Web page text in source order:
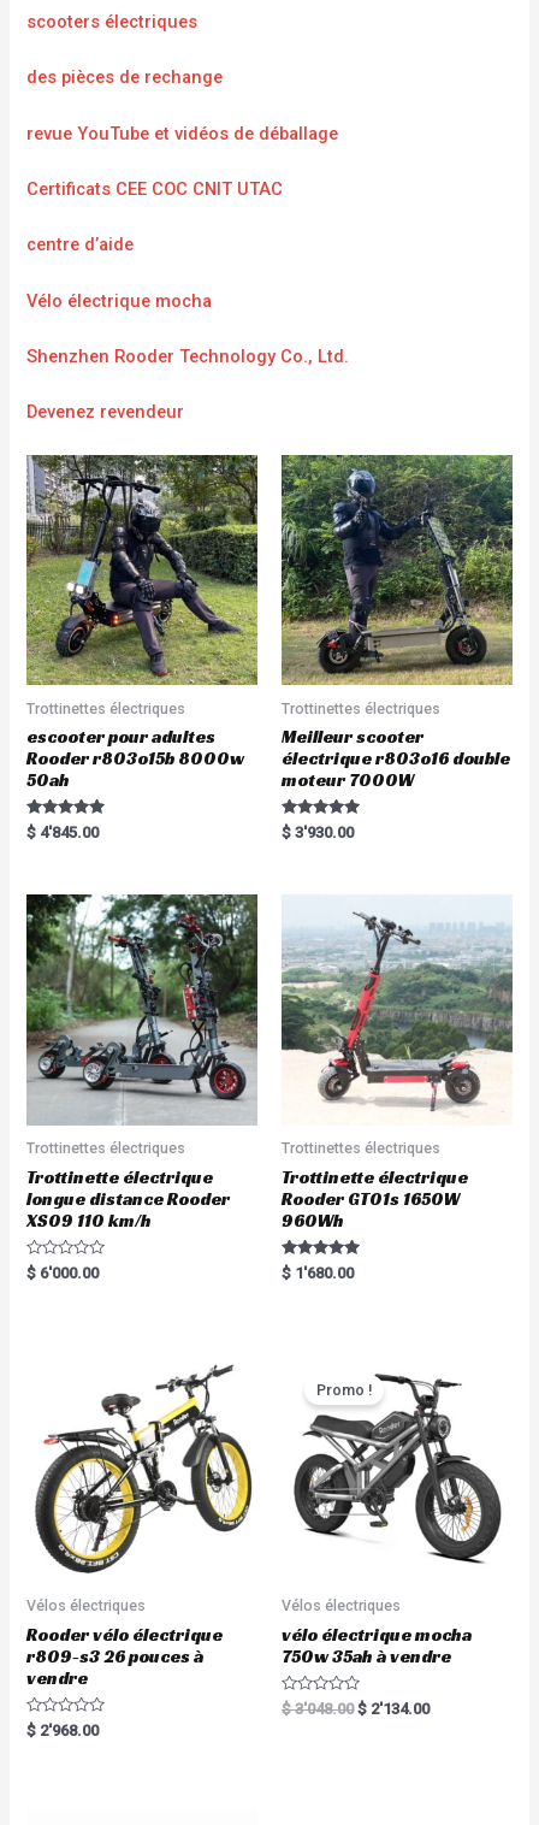
scooters électriques
des pièces de rechange
revue YouTube et vidéos de déballage
Certificats CEE COC CNIT UTAC
centre d’aide
Vélo électrique mocha
Shenzhen Rooder Technology Co., Ltd.
Devenez revendeur
Trottinettes électriques
escooter pour adultes
Rooder r803o15b 8000w
50ah
Rated
5.00
$ 4'845.00
Trottinettes électriques
Meilleur scooter
électrique r803o16 double
moteur 7000W
Rated
5.00
$ 3'930.00
Trottinettes électriques
Trottinette électrique
longue distance Rooder
XS09 110 km/h
R
a
$ 6'000.00
Trottinettes électriques
Trottinette électrique
Rooder GT01s 1650W
960Wh
Rated
5.00
$ 1'680.00
Vélos électriques
Rooder vélo électrique
r809-s3 26 pouces à
vendre
R
a
$ 2'968.00
Promo !
Vélos électriques
vélo électrique mocha
750w 35ah à vendre
R
a
$3'048.00 $ 2'134.00